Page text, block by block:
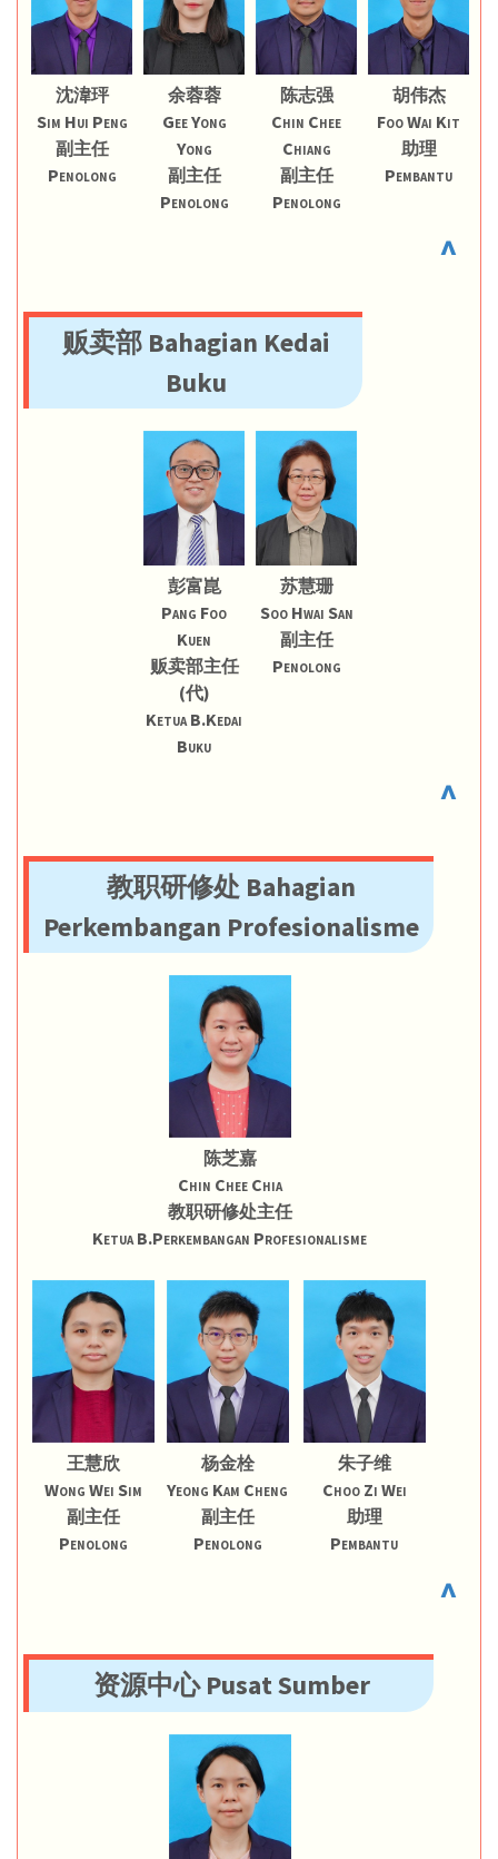
沈湋玶
Sim Hui Peng
副主任
Penolong
余蓉蓉
Gee Yong
Yong
副主任
Penolong
陈志强
Chin Chee
Chiang
副主任
Penolong
胡伟杰
Foo Wai Kit
助理
Pembantu
^
贩卖部 Bahagian Kedai
Buku
彭富崑
Pang Foo
Kuen
贩卖部主任
(代)
Ketua B.Kedai
Buku
苏慧珊
Soo Hwai San
副主任
Penolong
^
教职研修处 Bahagian
Perkembangan Profesionalisme
陈芝嘉
Chin Chee Chia
教职研修处主任
Ketua B.Perkembangan Profesionalisme
王慧欣
Wong Wei Sim
副主任
Penolong
杨金栓
Yeong Kam Cheng
副主任
Penolong
朱子维
Choo Zi Wei
助理
Pembantu
^
资源中心 Pusat Sumber